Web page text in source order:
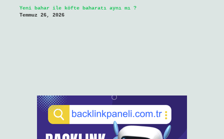
Yeni bahar ile köfte baharatı aynı mı ?
Temmuz 26, 2026